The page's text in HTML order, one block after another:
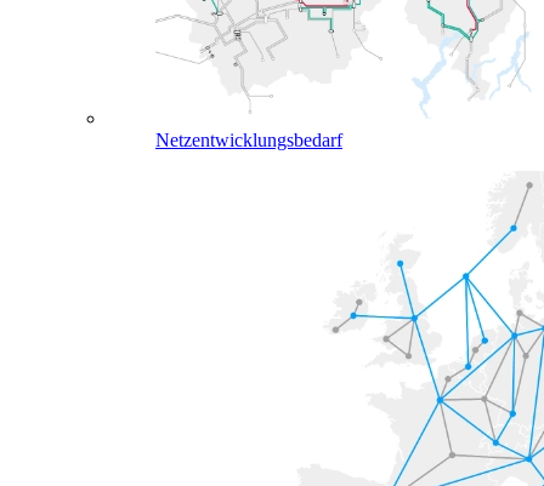
Netzentwicklungsbedarf